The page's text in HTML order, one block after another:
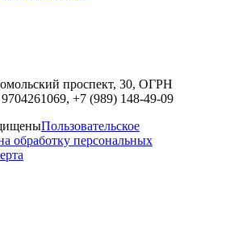
проспект, 30, ОГРН
9704261069, +7 (989) 148-49-09
Пользовательское
обработку персональных